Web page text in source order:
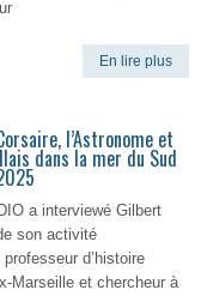
En lire plus
l’Astronome et
dans la mer du Sud
a interviewé Gilbert
son activité
d’histoire
Marseille et chercheur à